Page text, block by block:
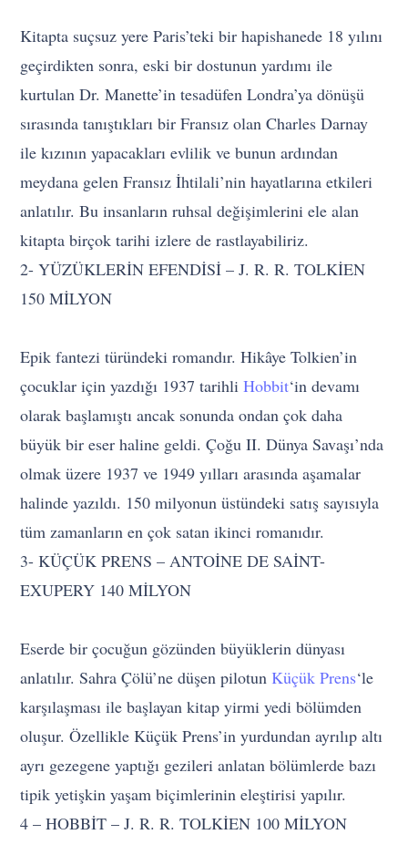
Kitapta suçsuz yere Paris’teki bir hapishanede 18 yılını
geçirdikten sonra, eski bir dostunun yardımı ile
kurtulan Dr. Manette’in tesadüfen Londra’ya dönüşü
sırasında tanıştıkları bir Fransız olan Charles Darnay
ile kızının yapacakları evlilik ve bunun ardından
meydana gelen Fransız İhtilali’nin hayatlarına etkileri
anlatılır. Bu insanların ruhsal değişimlerini ele alan
kitapta birçok tarihi izlere de rastlayabiliriz.
2- YÜZÜKLERİN EFENDİSİ – J. R. R. TOLKİEN
150 MİLYON
Epik fantezi türündeki romandır. Hikâye Tolkien’in
çocuklar için yazdığı 1937 tarihliHobbit‘in devamı
olarak başlamıştı ancak sonunda ondan çok daha
büyük bir eser haline geldi. Çoğu II. Dünya Savaşı’nda
olmak üzere 1937 ve 1949 yılları arasında aşamalar
halinde yazıldı. 150 milyonun üstündeki satış sayısıyla
tüm zamanların en çok satan ikinci romanıdır.
3- KÜÇÜK PRENS – ANTOİNE DE SAİNT-
EXUPERY 140 MİLYON
Eserde bir çocuğun gözünden büyüklerin dünyası
anlatılır. Sahra Çölü’ne düşen pilotun Küçük Prens‘le
karşılaşması ile başlayan kitap yirmi yedi bölümden
oluşur. Özellikle Küçük Prens’in yurdundan ayrılıp altı
ayrı gezegene yaptığı gezileri anlatan bölümlerde bazı
tipik yetişkin yaşam biçimlerinin eleştirisi yapılır.
4 – HOBBİT – J. R. R. TOLKİEN 100 MİLYON